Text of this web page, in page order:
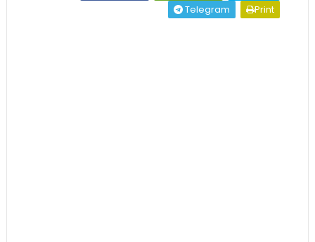
Telegram
Print